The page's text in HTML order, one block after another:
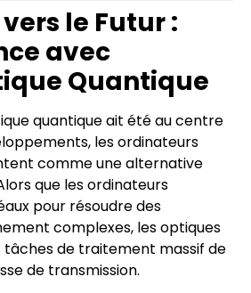
le Futur :
avec
Quantique
quantique ait été au centre
les ordinateurs
comme une alternative
que les ordinateurs
pour résoudre des
complexes, les optiques
tâches de traitement massif de
de transmission.